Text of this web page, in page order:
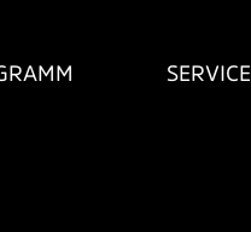
SERVICE